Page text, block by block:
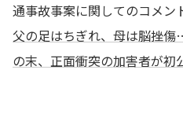
通事故事案に関してのコメン
父の足はちぎれ、母は脳挫
の末、正面衝突の加害者が初